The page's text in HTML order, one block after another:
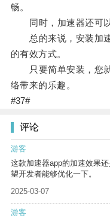
畅。
同时，加速器还可以
总的来说，安装加速
的有效方式。
只要简单安装，您就
络带来的乐趣。
#37#
评论
游客
这款加速器app的加速效果
望开发者能够优化一下。
2025-03-07
游客